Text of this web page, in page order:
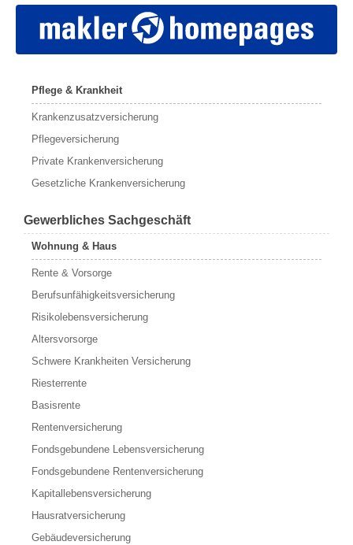
Pflege & Krankheit
Krankenzusatzversicherung
Pflegeversicherung
Private Krankenversicherung
Gesetzliche Krankenversicherung
Gewerbliches Sachgeschäft
Wohnung & Haus
Rente & Vorsorge
Berufs­unfähigkeitsversicherung
Risikolebensversicherung
Altersvorsorge
Schwere Krankheiten Versicherung
Riesterrente
Basisrente
Rentenversicherung
Fondsgebundene Lebensversicherung
Fondsgebundene Rentenversicherung
Kapitallebensversicherung
Hausratversicherung
Gebäudeversicherung